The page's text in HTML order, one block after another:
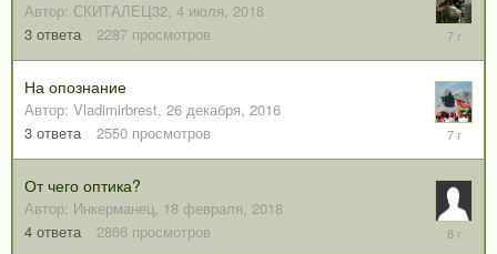
Автор: СКИТАЛЕЦ32, 4 июля, 2018
3 ответа 2287 просмотров
2018
На опознание
Автор: Vladimirbrest, 26 декабря, 2016
3 ответа 2550 просмотров
28
2018
От чего оптика?
Автор: Инкерманец, 18 февраля, 2018
4 ответа 2866 просмотров
24